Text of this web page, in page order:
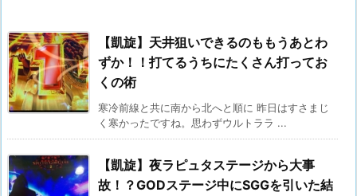
【凱旋】天井狙いできるのももうあとわ
ずか！！打てるうちにたくさん打ってお
くの術
寒冷前線と共に南から北へと順に 昨日はすさまじ
く寒かったですね。思わずウルトララ ...
【凱旋】夜ラピュタステージから大事
故！？GODステージ中にSGGを引いた結